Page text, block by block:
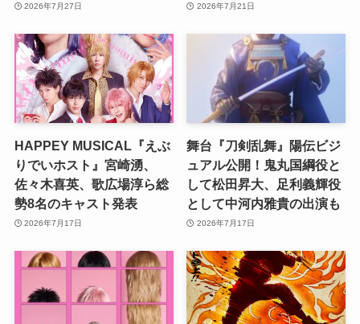
2026年7月27日 2026年7月21日
HAPPEY MUSICAL『えぶ
りでいホスト』宮崎湧、
佐々木喜英、歌広場淳ら総
勢8名のキャスト発表
2026年7月17日
舞台『刀剣乱舞』陽伝ビジ
ュアル公開！鬼丸国綱役と
して松田昇大、足利義輝役
として中河内雅貴の出演も
2026年7月17日